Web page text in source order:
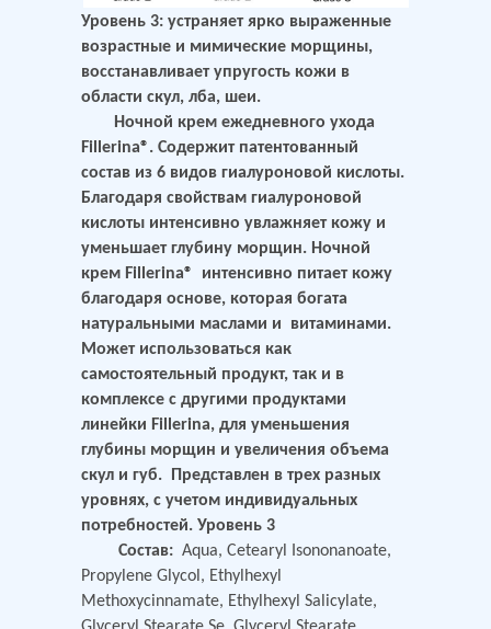
Уровень 3: устраняет ярко выраженные
возрастные и мимические морщины,
восстанавливает упругость кожи в
области скул, лба, шеи.
Ночной крем ежедневного ухода
Fillerina®. Содержит патентованный
состав из 6 видов гиалуроновой кислоты.
Благодаря свойствам гиалуроновой
кислоты интенсивно увлажняет кожу и
уменьшает глубину морщин. Ночной
крем Fillerina® интенсивно питает кожу
благодаря основе, которая богата
натуральными маслами и витаминами.
Может использоваться как
самостоятельный продукт, так и в
комплексе с другими продуктами
линейки Fillerina, для уменьшения
глубины морщин и увеличения объема
скул и губ. Представлен в трех разных
уровнях, с учетом индивидуальных
потребностей. Уровень 3
Состав: Aqua, Cetearyl Isononanoate,
Propylene Glycol, Ethylhexyl
Methoxycinnamate, Ethylhexyl Salicylate,